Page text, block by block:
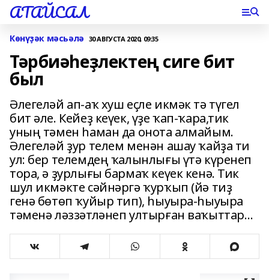
АТАЙСАЛ
Көнүҙәк мәсьәлә 30 АВГУСТА 2020, 09:35
Тәрбиәһеҙлектең сиге бит
был
Әлегеләй ап-аҡ хуш еҫле икмәк тә түгел
бит әле. Кейеҙ кеүек, үҙе ҡап-ҡара,тик
уның тәмен һаман да онота алмайым.
Әлегеләй ҙур телем менән ашау ҡайҙа ти
ул: бер телемдең ҡалынлығы үтә күренеп
тора, ә ҙурлығы бармаҡ кеүек кенә. Тик
шул икмәкте сәйнәргә ҡурҡып (йә тиҙ
генә бөтөп ҡуйыр тип), һыуыра-һыуыра
тәменә ләззәтләнеп ултырған ваҡыттар…